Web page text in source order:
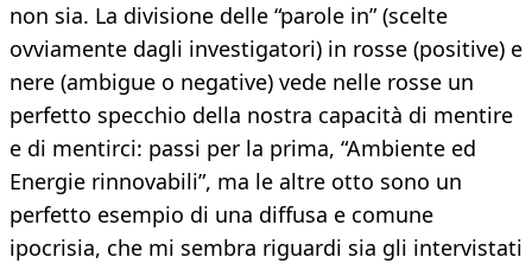
non sia. La divisione delle “parole in” (scelte
ovviamente dagli investigatori) in rosse (positive) e
nere (ambigue o negative) vede nelle rosse un
perfetto specchio della nostra capacità di mentire
e di mentirci: passi per la prima, “Ambiente ed
Energie rinnovabili”, ma le altre otto sono un
perfetto esempio di una diffusa e comune
ipocrisia, che mi sembra riguardi sia gli intervistati